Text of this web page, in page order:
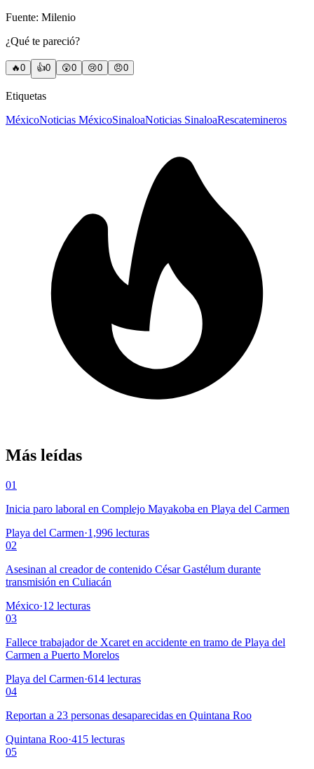
Fuente: Milenio
¿Qué te pareció?
🔥0 👍0 😲0 😢0 😠0
Etiquetas
MéxicoNoticias MéxicoSinaloaNoticias SinaloaRescatemineros
Más leídas
01
Inicia paro laboral en Complejo Mayakoba en Playa del Carmen
Playa del Carmen·1,996 lecturas
02
Asesinan al creador de contenido César Gastélum durante
transmisión en Culiacán
México·12 lecturas
03
Fallece trabajador de Xcaret en accidente en tramo de Playa del
Carmen a Puerto Morelos
Playa del Carmen·614 lecturas
04
Reportan a 23 personas desaparecidas en Quintana Roo
Quintana Roo·415 lecturas
05